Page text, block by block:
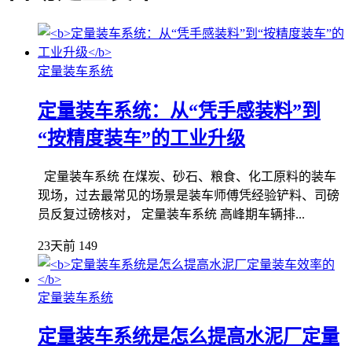
定量装车系统
定量装车系统：从“凭手感装料”到
“按精度装车”的工业升级
定量装车系统 在煤炭、砂石、粮食、化工原料的装车
现场，过去最常见的场景是装车师傅凭经验铲料、司磅
员反复过磅核对， 定量装车系统 高峰期车辆排...
23天前 149
定量装车系统
定量装车系统是怎么提高水泥厂定量